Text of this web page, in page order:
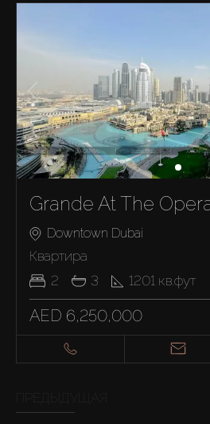
Grande At The
Downtown Dubai
Квартира
2
3 1201 кв.фут
AED 6,250,000